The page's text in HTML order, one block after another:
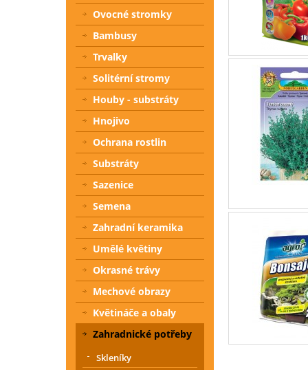
Ovocné stromky
Bambusy
Trvalky
Solitérní stromy
Houby - substráty
Hnojivo
Ochrana rostlin
Substráty
Sazenice
Semena
Zahradní keramika
Umělé květiny
Okrasné trávy
Mechové obrazy
Květináče a obaly
Zahradnické potřeby
Skleníky